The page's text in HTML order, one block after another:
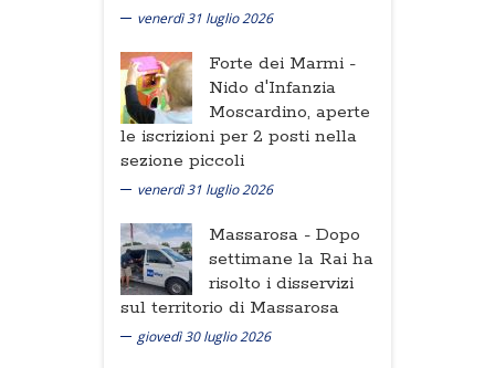
venerdì 31 luglio 2026
Forte dei Marmi -
Nido d'Infanzia
Moscardino, aperte
le iscrizioni per 2 posti nella
sezione piccoli
venerdì 31 luglio 2026
Massarosa - Dopo
settimane la Rai ha
risolto i disservizi
sul territorio di Massarosa
giovedì 30 luglio 2026